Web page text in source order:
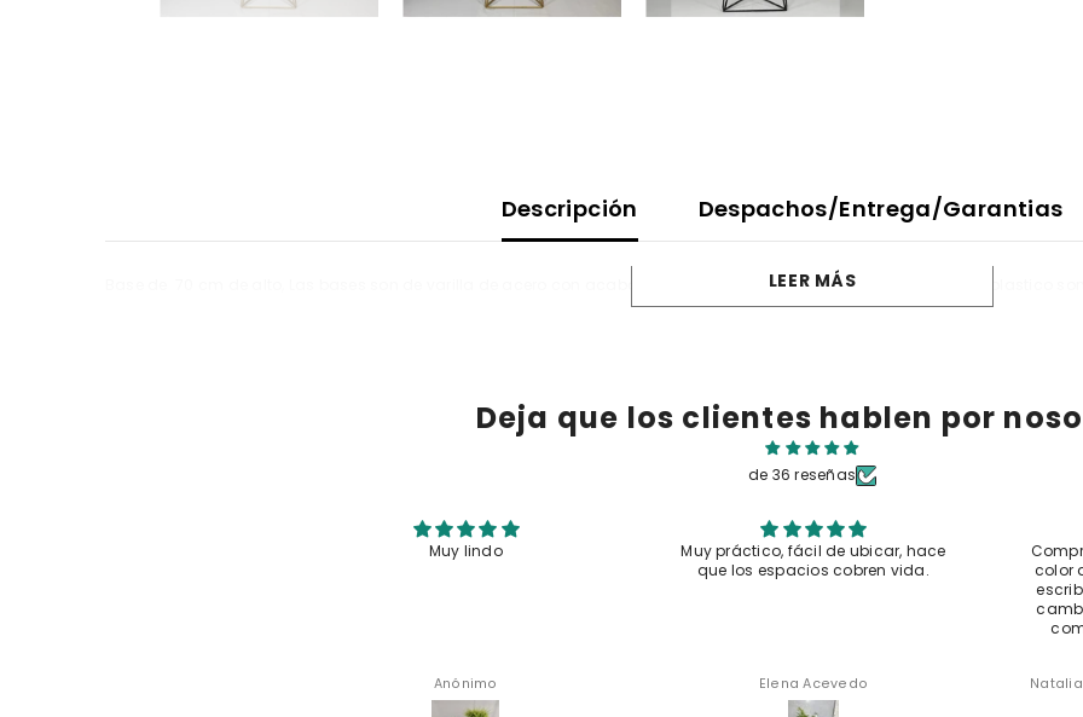
Descripción Despachos/Entrega/Garantias
Base de 70 cm de alto, Las bases son de varilla de acero con acabado en pintura electroestática.
LEER MÁS
Deja que los clientes hablen por
de 36 reseñas
Muy lindo
Anónimo
Muy práctico, fácil de ubicar, hace
que los espacios cobren vida.
Elena Acevedo
color